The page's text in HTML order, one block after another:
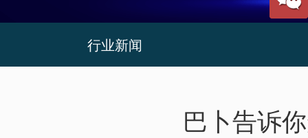
行业新闻
巴卜告诉